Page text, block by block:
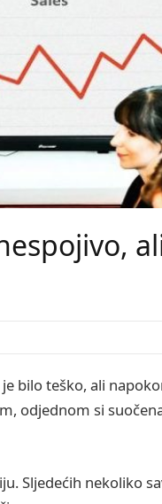
bilo teško, ali
odjednom si
Sljedećih nekoliko